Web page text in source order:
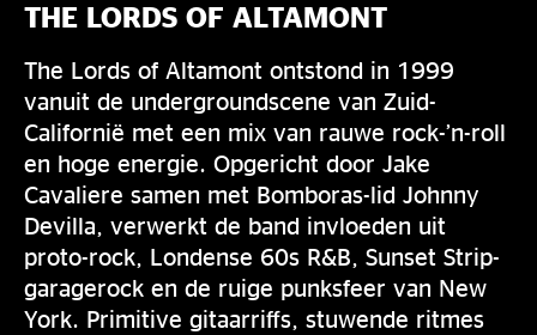
THE LORDS OF ALTAMONT
The Lords of Altamont ontstond in 1999
vanuit de undergroundscene van Zuid-
Californië met een mix van rauwe rock-’n-roll
en hoge energie. Opgericht door Jake
Cavaliere samen met Bomboras-lid Johnny
Devilla, verwerkt de band invloeden uit
proto-rock, Londense 60s R&B, Sunset Strip-
garagerock en de ruige punksfeer van New
York. Primitive gitaarriffs, stuwende ritmes